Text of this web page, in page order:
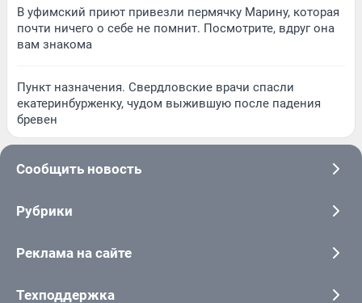
В уфимский приют привезли пермячку Марину, которая
почти ничего о себе не помнит. Посмотрите, вдруг она
вам знакома
Пункт назначения. Свердловские врачи спасли
екатеринбурженку, чудом выжившую после падения
бревен
Сообщить новость
Рубрики
Реклама на сайте
Техподдержка